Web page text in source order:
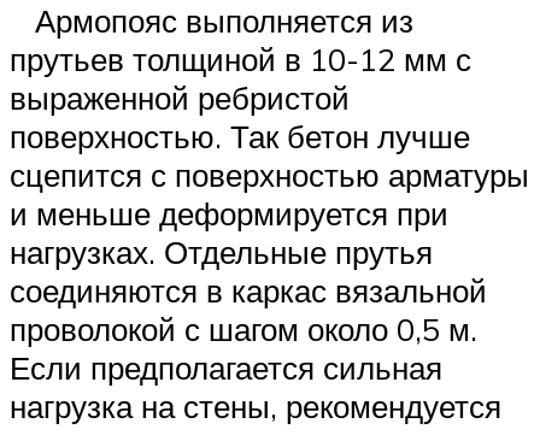
Армопояс выполняется из
прутьев толщиной в 10-12 мм с
выраженной ребристой
поверхностью. Так бетон лучше
сцепится с поверхностью арматуры
и меньше деформируется при
нагрузках. Отдельные прутья
соединяются в каркас вязальной
проволокой с шагом около 0,5 м.
Если предполагается сильная
нагрузка на стены, рекомендуется